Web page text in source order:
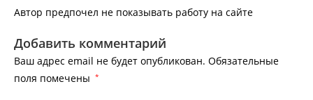
Автор предпочел не показывать работу на сайте
Добавить комментарий
Ваш адрес email не будет опубликован. Обязательные
поля помечены *